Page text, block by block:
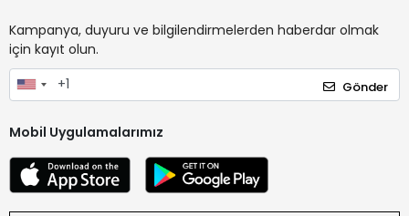
Kampanya, duyuru ve bilgilendirmelerden haberdar olmak
için kayıt olun.
Gönder
Mobil Uygulamalarımız